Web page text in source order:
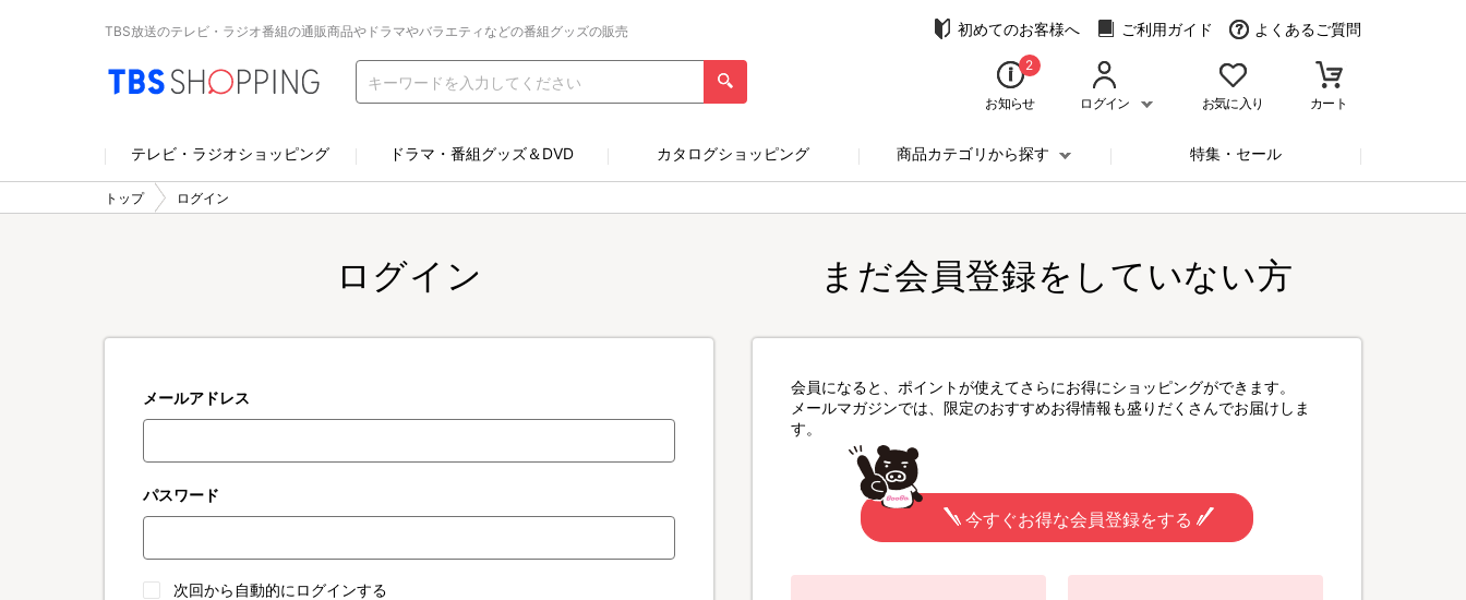
TBS放送のテレビ・ラジオ番組の通販商品やドラマやバラエティなどの番組グッズの販売 初めてのお客様へ ご利用ガイド よくあるご質問
2
お知らせ ログイン お気に入り カート
テレビ・ラジオショッピング ドラマ・番組グッズ＆DVD カタログショッピング 商品カテゴリから探す 特集・セール
トップ ログイン
ログイン
メールアドレス
パスワード
次回から自動的にログインする
まだ会員登録をしていない方
会員になると、ポイントが使えてさらにお得にショッピングができます。
メールマガジンでは、限定のおすすめお得情報も盛りだくさんでお届けしま
す。
今すぐお得な会員登録をする